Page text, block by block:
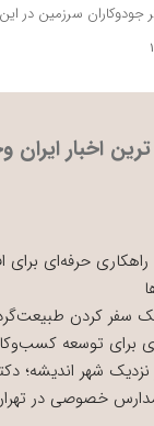
سرزمین در
اخبار ایران
حرفه‌ای برای
سفر کردن
برای توسعه
نزدیک شهر اندیشه؛
خصوصی در